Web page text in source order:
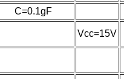
C=0.1gF
Vcc=15V